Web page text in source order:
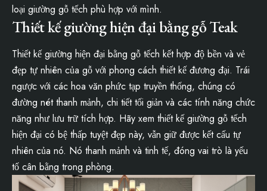
loại giường gỗ tếch phù hợp với mình.
Thiết kế giường hiện đại bằng gỗ Teak
Thiết kế giường hiện đại bằng gỗ tếch kết hợp độ bền và vẻ
đẹp tự nhiên của gỗ với phong cách thiết kế đương đại. Trái
ngược với các hoa văn phức tạp truyền thống, chúng có
đường nét thanh mảnh, chi tiết tối giản và các tính năng chức
năng như lưu trữ tích hợp. Hãy xem thiết kế giường gỗ tếch
hiện đại có bệ thấp tuyệt đẹp này, vẫn giữ được kết cấu tự
nhiên của nó. Nó thanh mảnh và tinh tế, đóng vai trò là yếu
tố cân bằng trong phòng.